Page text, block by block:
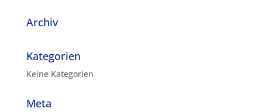
Archiv
Kategorien
Keine Kategorien
Meta